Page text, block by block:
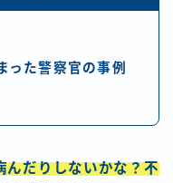
った警察官の事例
んだりしないかな？不